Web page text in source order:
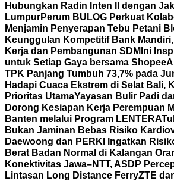
Hubungkan Radin Inten II dengan
LumpurPerum BULOG Perkuat
Menjamin Penyerapan Tebu Petani
Keunggulan Kompetitif Bank
Kerja dan Pembangunan SDM Ini
untuk Setiap Gaya bersama Shopee
TPK Panjang Tumbuh 73,7% pada
Hadapi Cuaca Ekstrem di Selat Bali,
Prioritas UtamaYayasan Bulir Padi
Dorong Kesiapan Kerja Perempuan
Banten melalui Program LENTERA
Bukan Jaminan Bebas Risiko
Daewoong dan PERKI Ingatkan
Berat Badan Normal di Kalangan
Konektivitas Jawa–NTT, ASDP
Lintasan Long Distance FerryZTE